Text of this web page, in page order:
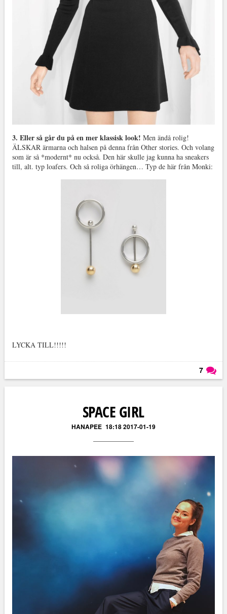
3. Eller så går du på en mer klassisk look! Men ändå rolig!
ÄLSKAR ärmarna och halsen på denna från Other stories. Och volang
som är så *modernt* nu också. Den här skulle jag kunna ha sneakers
till, alt. typ loafers. Och så roliga örhängen… Typ de här från Monki:
LYCKA TILL!!!!!
7
SPACE GIRL
HANAPEE 18:18 2017-01-19